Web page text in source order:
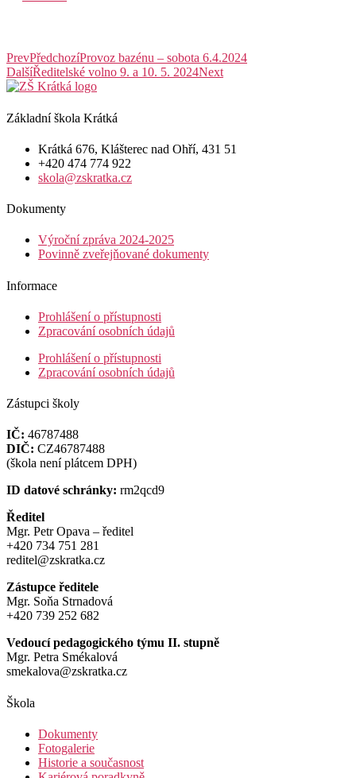
PrevPředchozíProvoz bazénu – sobota 6.4.2024
DalšíŘeditelské volno 9. a 10. 5. 2024Next
Základní škola Krátká
Krátká 676, Klášterec nad Ohří, 431 51
+420 474 774 922
skola@zskratka.cz
Dokumenty
Výroční zpráva 2024-2025
Povinně zveřejňované dokumenty
Informace
Prohlášení o přístupnosti
Zpracování osobních údajů
Prohlášení o přístupnosti
Zpracování osobních údajů
Zástupci školy
IČ: 46787488
DIČ: CZ46787488
(škola není plátcem DPH)
ID datové schránky: rm2qcd9
Ředitel
Mgr. Petr Opava – ředitel
+420 734 751 281
reditel@zskratka.cz
Zástupce ředitele
Mgr. Soňa Strnadová
+420 739 252 682
Vedoucí pedagogického týmu II. stupně
Mgr. Petra Smékalová
smekalova@zskratka.cz
Škola
Dokumenty
Fotogalerie
Historie a současnost